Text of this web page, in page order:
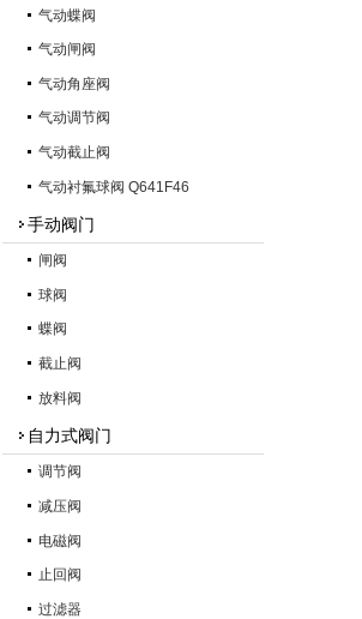
气动蝶阀
气动闸阀
气动角座阀
气动调节阀
气动截止阀
气动衬氟球阀 Q641F46
手动阀门
闸阀
球阀
蝶阀
截止阀
放料阀
自力式阀门
调节阀
减压阀
电磁阀
止回阀
过滤器